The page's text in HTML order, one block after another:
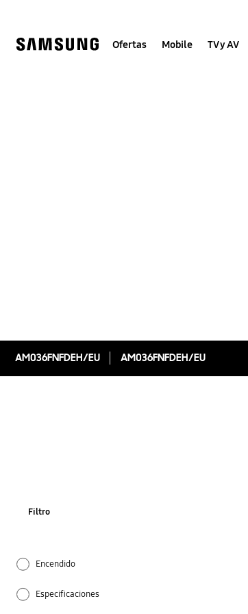
Ofertas Mobile TV y AV
AM036FNFDEH/EU AM036FNFDEH/EU
Filtro
Encendido
Especificaciones